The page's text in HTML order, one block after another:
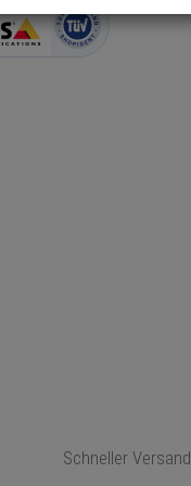
Schneller Versand